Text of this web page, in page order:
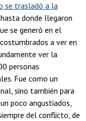
se trasladó a la
hasta donde llegaron
se generó en el
a ver en
ver la
personas
Fue como un
sino también para
poco angustiados,
del conflicto, de